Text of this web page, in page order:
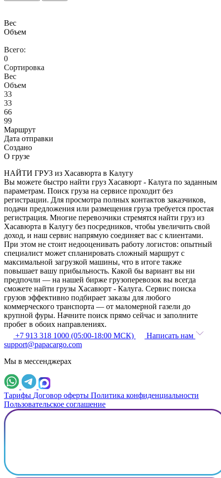
Вес
Объем
Всего:
0
Сортировка
Вес
Объем
33
33
66
99
Маршрут
Дата отправки
Создано
О грузе
НАЙТИ ГРУЗ из Хасавюрта в Калугу
Вы можете быстро найти груз Хасавюрт - Калуга по заданным
параметрам. Поиск груза на сервисе проходит без
регистрации. Для просмотра полных контактов заказчиков,
подачи предложения или размещения груза требуется простая
регистрация. Многие перевозчики стремятся найти груз из
Хасавюрта в Калугу без посредников, чтобы увеличить свой
доход, и наш сервис напрямую соединяет вас с клиентами.
При этом не стоит недооценивать работу логистов: опытный
специалист может спланировать сложный маршрут с
максимальной загрузкой машины, что в итоге также
повышает вашу прибыльность. Какой бы вариант вы ни
предпочли — на нашей бирже грузоперевозок вы всегда
сможете найти грузы Хасавюрт - Калуга. Сервис поиска
грузов эффективно подбирает заказы для любого
коммерческого транспорта — от маломерной газели до
крупной фуры. Начните поиск прямо сейчас и заполните
пробег в обоих направлениях.
+7 913 318 1000 (05:00-18:00 МСК)
Написать нам
support@papacargo.com
Мы в мессенджерах
Тарифы Договор оферты Политика конфиденциальности
Пользовательское соглашение